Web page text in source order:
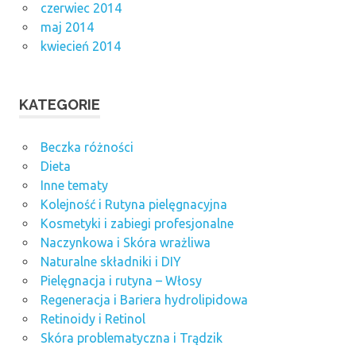
czerwiec 2014
maj 2014
kwiecień 2014
KATEGORIE
Beczka różności
Dieta
Inne tematy
Kolejność i Rutyna pielęgnacyjna
Kosmetyki i zabiegi profesjonalne
Naczynkowa i Skóra wrażliwa
Naturalne składniki i DIY
Pielęgnacja i rutyna – Włosy
Regeneracja i Bariera hydrolipidowa
Retinoidy i Retinol
Skóra problematyczna i Trądzik